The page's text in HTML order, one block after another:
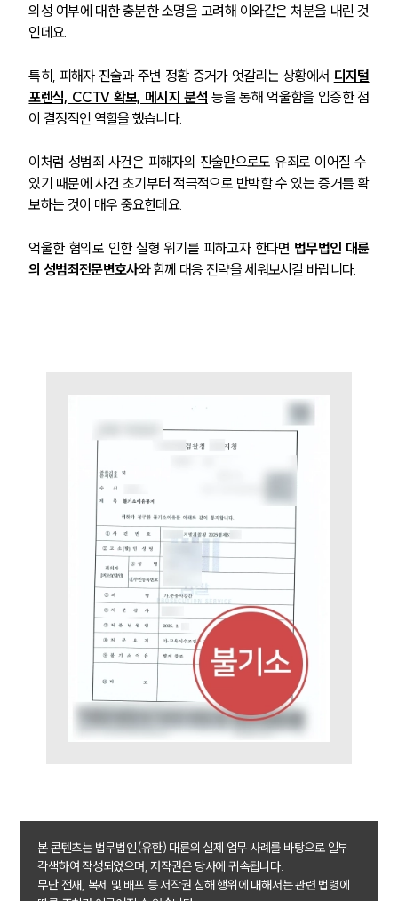
성범죄대응부 업무
전체
구성원 소개
성범죄전문변호사
소식/자료
대륜법률상담예약
의성 여부에 대한 충분한 소명을 고려해 이와같은 처분을 내린 것
인데요.
특히, 피해자 진술과 주변 정황 증거가 엇갈리는 상황에서 디지털
포렌식, CCTV 확보, 메시지 분석 등을 통해 억울함을 입증한 점
이 결정적인 역할을 했습니다.
이처럼 성범죄 사건은 피해자의 진술만으로도 유죄로 이어질 수
있기 때문에 사건 초기부터 적극적으로 반박할 수 있는 증거를 확
보하는 것이 매우 중요한데요.
억울한 혐의로 인한 실형 위기를 피하고자 한다면 법무법인 대륜
의 성범죄전문변호사와 함께 대응 전략을 세워보시길 바랍니다.
본 콘텐츠는 법무법인(유한) 대륜의 실제 업무 사례를 바탕으로 일부
각색하여 작성되었으며, 저작권은 당사에 귀속됩니다.
무단 전재, 복제 및 배포 등 저작권 침해 행위에 대해서는 관련 법령에